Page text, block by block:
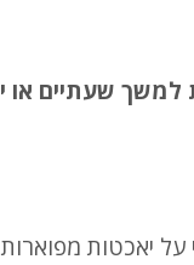
למשך שעתיים או
על יאכטות